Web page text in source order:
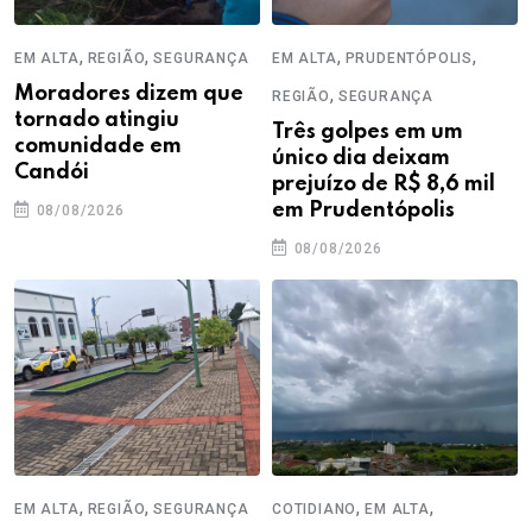
EM ALTA, REGIÃO,SEGURANÇA
Moradores dizem que
tornado atingiu
comunidade em
Candói
08/08/2026
EM ALTA, PRUDENTÓPOLIS,
REGIÃO, SEGURANÇA
Três golpes em um
único dia deixam
prejuízo de R$ 8,6 mil
em Prudentópolis
08/08/2026
EM ALTA, REGIÃO,SEGURANÇA COTIDIANO,EM ALTA,